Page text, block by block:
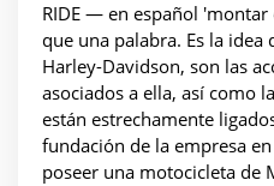
RIDE — en español
que una palabra. Es la idea
Harley-Davidson, son las
asociados a ella, así como
están estrechamente
fundación de la empresa
poseer una motocicleta de